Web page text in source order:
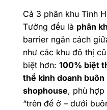
Cả 3 phân khu Tinh
Tường đều là phân
barrier ngăn cách
như các khu đô thị
biệt hơn: 100% biệt
thể kinh doanh
shophouse, phù
“trên để ở – dưới